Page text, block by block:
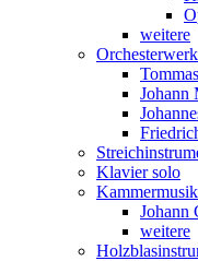
weitere
Johann
Klavier solo
Kammermusik
Johann
weitere